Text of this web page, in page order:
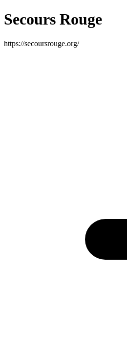
Secours Rouge
https://secoursrouge.org/